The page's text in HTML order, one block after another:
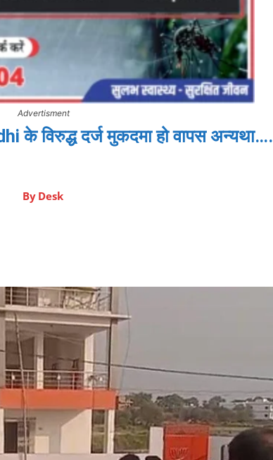
Advertisment
के विरुद्ध दर्ज मुकदमा हो वापस अन्यथा….
By Desk